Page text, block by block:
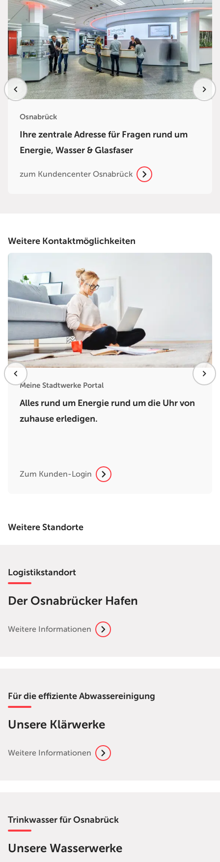
Osnabrück
Ihre zentrale Adresse für Fragen rund um
Energie, Wasser & Glasfaser
zum Kundencenter Osnabrück
Weitere Kontaktmöglichkeiten
Meine Stadtwerke Portal
Alles rund um Energie rund um die Uhr von
zuhause erledigen.
Zum Kunden-Login
Weitere Standorte
Logistikstandort
Der Osnabrücker Hafen
Weitere Informationen
Für die effiziente Abwassereinigung
Unsere Klärwerke
Weitere Informationen
Trinkwasser für Osnabrück
Unsere Wasserwerke